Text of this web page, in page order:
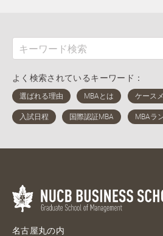
よく検索されているキーワード：
名古屋丸の内